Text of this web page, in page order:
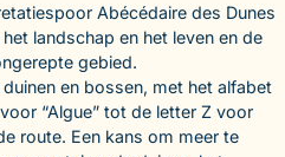
Abécédaire des Dunes
landschap en het leven en de
gebied.
en bossen, met het alfabet
“Algue” tot de letter Z voor
route. Een kans om meer te